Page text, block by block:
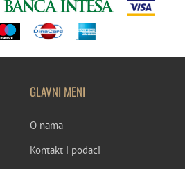
GLAVNI MENI
O nama
Kontakt i podaci